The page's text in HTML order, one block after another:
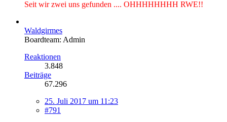
Seit wir zwei uns gefunden .... OHHHHHHHH RWE!!
Waldgirmes
Boardteam: Admin
Reaktionen
3.848
Beiträge
67.296
25. Juli 2017 um 11:23
#791